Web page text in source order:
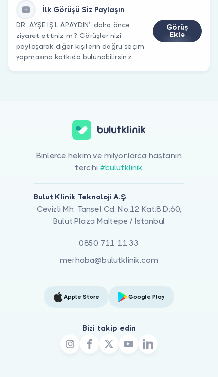
İlk Görüşü Siz Paylaşın
DR. AYŞE IŞIL APAYDIN’ı daha önce
ziyaret ettiniz mi? Görüşlerinizi
paylaşarak diğer kişilerin doğru seçim
yapmasına katkıda bulunabilirsiniz.
Görüş
Ekle
Binlerce hekim ve milyonlarca hastanın
tercihi #bulutklinik
Bulut Klinik Teknoloji A.Ş.
Cevizli Mh. Tansel Cd. No:12 Kat:8 D:60,
Bulut Plaza Maltepe / İstanbul
0850 711 11 33
merhaba@bulutklinik.com
Apple Store Google Play
Bizi takip edin